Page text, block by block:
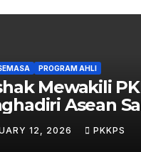
PROGRAM AHLI
Mewakili
Asean
& Economic
12, 2026 PKKPS